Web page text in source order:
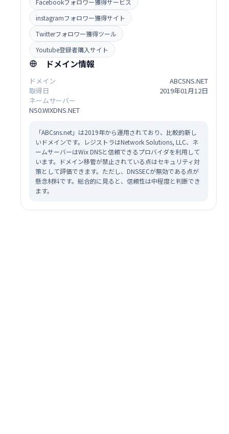
Facebookフォロワー獲得サービス
instagramフォロワー獲得サイト
Twitterフォロワー獲得ツール
Youtube登録者購入サイト
ドメイン情報
ドメイン
ABCSNS.NET
取得日
2019年01月12日
ネームサーバー
NS0.WIXDNS.NET
「ABCsns.net」は2019年から運用されており、比較的新し
いドメインです。レジストラはNetwork Solutions, LLC、ネ
ームサーバーはWix DNSと信頼できるプロバイダを利用して
います。ドメイン移管が禁止されている点はセキュリティ対
策として評価できます。ただし、DNSSECが無効である点が
懸念材料です。総合的に見ると、信頼性は中程度と判断でき
ます。